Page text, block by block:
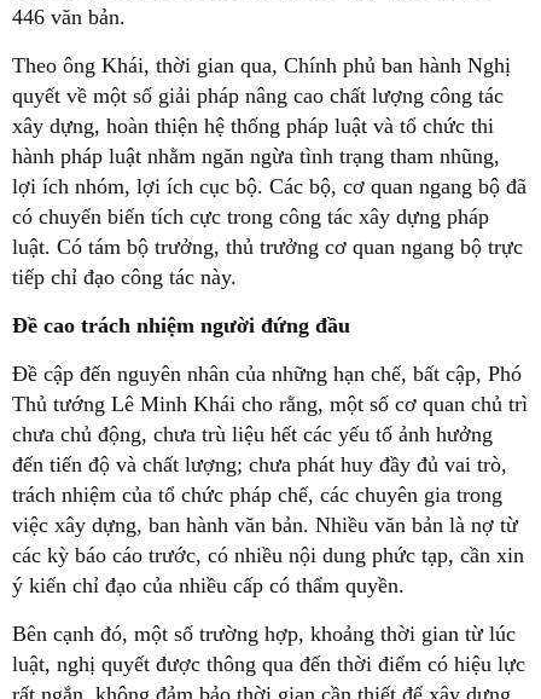
446 văn bản.
Theo ông Khái, thời gian qua, Chính phủ ban hành Nghị
quyết về một số giải pháp nâng cao chất lượng công tác
xây dựng, hoàn thiện hệ thống pháp luật và tổ chức thi
hành pháp luật nhằm ngăn ngừa tình trạng tham nhũng,
lợi ích nhóm, lợi ích cục bộ. Các bộ, cơ quan ngang bộ đã
có chuyển biến tích cực trong công tác xây dựng pháp
luật. Có tám bộ trưởng, thủ trưởng cơ quan ngang bộ trực
tiếp chỉ đạo công tác này.
Đề cao trách nhiệm người đứng đầu
Đề cập đến nguyên nhân của những hạn chế, bất cập, Phó
Thủ tướng Lê Minh Khái cho rằng, một số cơ quan chủ trì
chưa chủ động, chưa trù liệu hết các yếu tố ảnh hưởng
đến tiến độ và chất lượng; chưa phát huy đầy đủ vai trò,
trách nhiệm của tổ chức pháp chế, các chuyên gia trong
việc xây dựng, ban hành văn bản. Nhiều văn bản là nợ từ
các kỳ báo cáo trước, có nhiều nội dung phức tạp, cần xin
ý kiến chỉ đạo của nhiều cấp có thẩm quyền.
Bên cạnh đó, một số trường hợp, khoảng thời gian từ lúc
luật, nghị quyết được thông qua đến thời điểm có hiệu lực
rất ngắn, không đảm bảo thời gian cần thiết để xây dựng